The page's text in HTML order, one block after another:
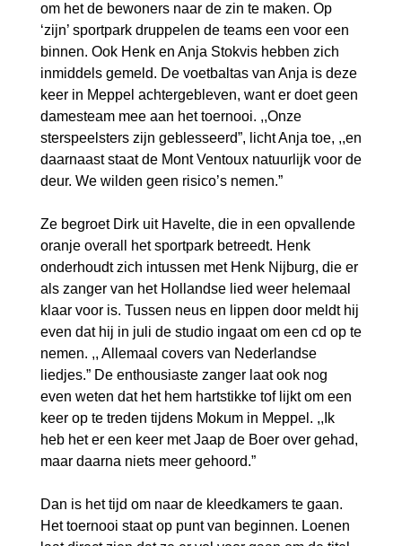
om het de bewoners naar de zin te maken. Op
‘zijn’ sportpark druppelen de teams een voor een
binnen. Ook Henk en Anja Stokvis hebben zich
inmiddels gemeld. De voetbaltas van Anja is deze
keer in Meppel achtergebleven, want er doet geen
damesteam mee aan het toernooi. ,,Onze
sterspeelsters zijn geblesseerd”, licht Anja toe, ,,en
daarnaast staat de Mont Ventoux natuurlijk voor de
deur. We wilden geen risico’s nemen.”
Ze begroet Dirk uit Havelte, die in een opvallende
oranje overall het sportpark betreedt. Henk
onderhoudt zich intussen met Henk Nijburg, die er
als zanger van het Hollandse lied weer helemaal
klaar voor is. Tussen neus en lippen door meldt hij
even dat hij in juli de studio ingaat om een cd op te
nemen. ,, Allemaal covers van Nederlandse
liedjes.” De enthousiaste zanger laat ook nog
even weten dat het hem hartstikke tof lijkt om een
keer op te treden tijdens Mokum in Meppel. ,,Ik
heb het er een keer met Jaap de Boer over gehad,
maar daarna niets meer gehoord.”
Dan is het tijd om naar de kleedkamers te gaan.
Het toernooi staat op punt van beginnen. Loenen